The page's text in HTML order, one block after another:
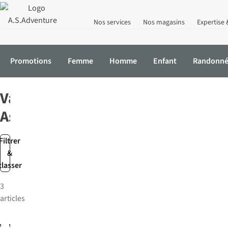
Nos services Nos magasins Expertise
Promotions Femme Homme Enfant
&
Van
Assendelft
3
articles